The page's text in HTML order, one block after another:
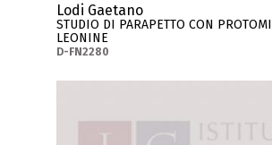
Lodi Gaetano
STUDIO DI PARAPETTO CON PROTOMI
LEONINE
D-FN2280